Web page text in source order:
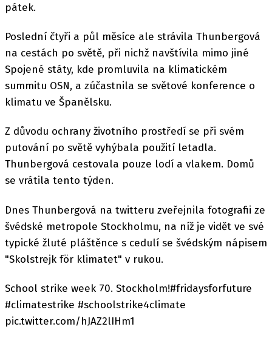
pátek.
Poslední čtyři a půl měsíce ale strávila Thunbergová
na cestách po světě, při nichž navštívila mimo jiné
Spojené státy, kde promluvila na klimatickém
summitu OSN, a zúčastnila se světové konference o
klimatu ve Španělsku.
Z důvodu ochrany životního prostředí se při svém
putování po světě vyhýbala použití letadla.
Thunbergová cestovala pouze lodí a vlakem. Domů
se vrátila tento týden.
Dnes Thunbergová na twitteru zveřejnila fotografii ze
švédské metropole Stockholmu, na níž je vidět ve své
typické žluté pláštěnce s cedulí se švédským nápisem
"Skolstrejk för klimatet" v rukou.
School strike week 70. Stockholm!#fridaysforfuture
#climatestrike #schoolstrike4climate
pic.twitter.com/hJAZ2lIHm1